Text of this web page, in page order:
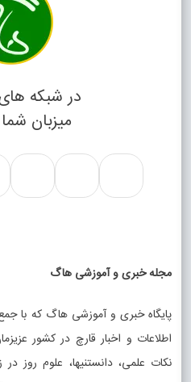
در شبکه
میزبان
مجله خبری و آموزشی هاگ
پایگاه خبری و آموزشی هاگ که با
اطلاعات و اخبار قارچ در کشور
نکات علمی، دانستنیها، علوم روز در